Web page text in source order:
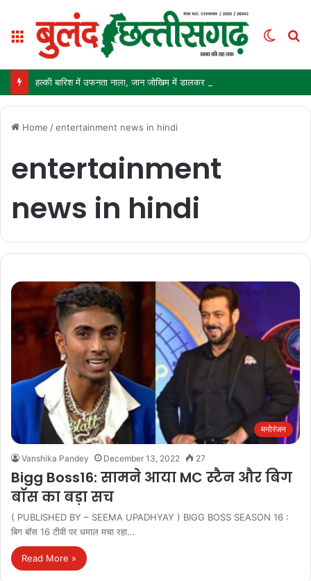
Menu
Switch
Home /entertainment news in hindi
entertainment
news in hindi
मनोरंजन
Vanshika Pandey December 13, 2022 27
Bigg Boss16: सामने आया MC स्टैन और बिग
बॉस का बड़ा सच
( PUBLISHED BY – SEEMA UPADHYAY ) BIGG BOSS SEASON 16 :
बिग बॉस 16 टीवी पर धमाल मचा रहा…
Read More »